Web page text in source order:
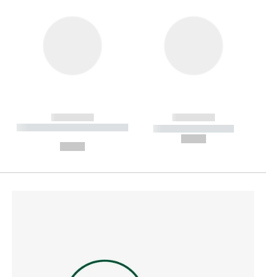
------------
----------- ----------- --------
------------
----------- -----------